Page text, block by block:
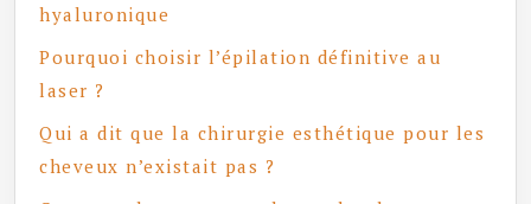
hyaluronique
Pourquoi choisir l’épilation définitive au
laser ?
Qui a dit que la chirurgie esthétique pour les
cheveux n’existait pas ?